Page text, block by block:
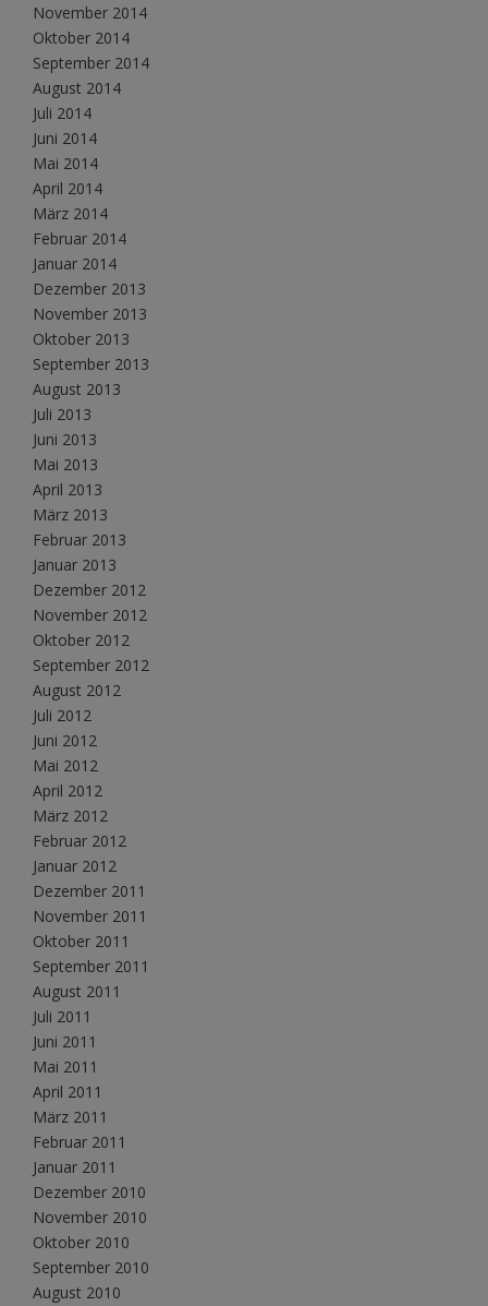
November 2014
Oktober 2014
September 2014
August 2014
Juli 2014
Juni 2014
Mai 2014
April 2014
März 2014
Februar 2014
Januar 2014
Dezember 2013
November 2013
Oktober 2013
September 2013
August 2013
Juli 2013
Juni 2013
Mai 2013
April 2013
März 2013
Februar 2013
Januar 2013
Dezember 2012
November 2012
Oktober 2012
September 2012
August 2012
Juli 2012
Juni 2012
Mai 2012
April 2012
März 2012
Februar 2012
Januar 2012
Dezember 2011
November 2011
Oktober 2011
September 2011
August 2011
Juli 2011
Juni 2011
Mai 2011
April 2011
März 2011
Februar 2011
Januar 2011
Dezember 2010
November 2010
Oktober 2010
September 2010
August 2010